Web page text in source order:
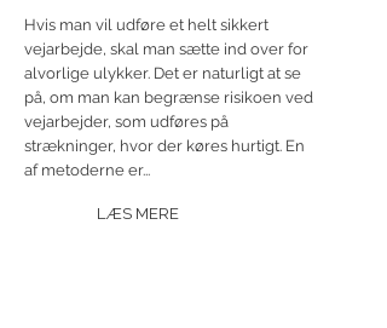
Hvis man vil udføre et helt sikkert
vejarbejde, skal man sætte ind over for
alvorlige ulykker. Det er naturligt at se
på, om man kan begrænse risikoen ved
vejarbejder, som udføres på
strækninger, hvor der køres hurtigt. En
af metoderne er...
LÆS MERE